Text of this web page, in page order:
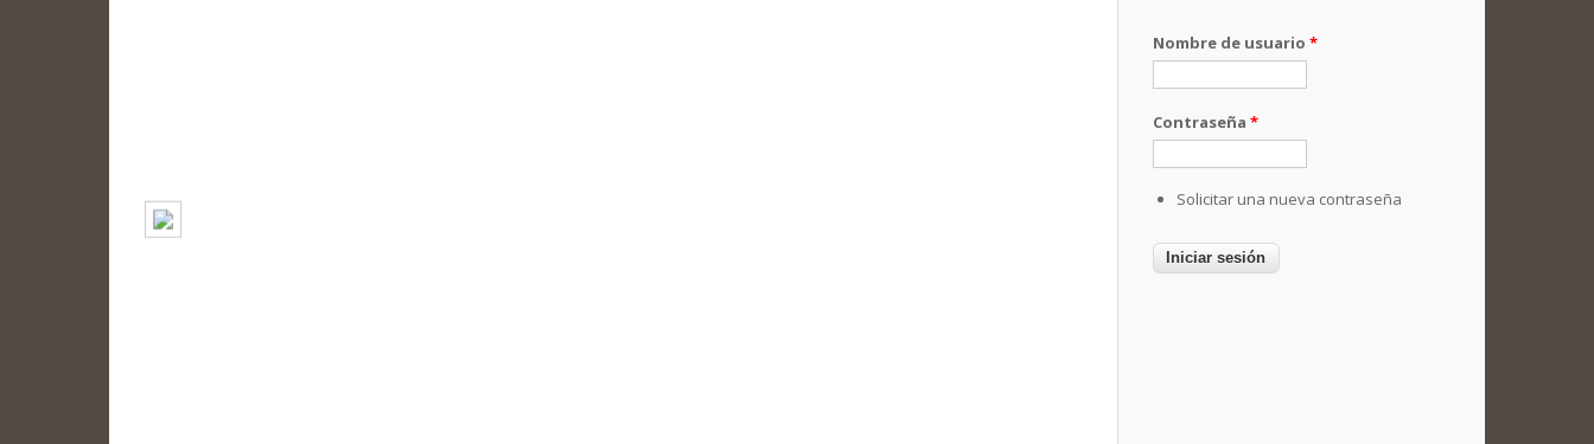
Nombre de usuario *
Contraseña *
Solicitar una nueva contraseña